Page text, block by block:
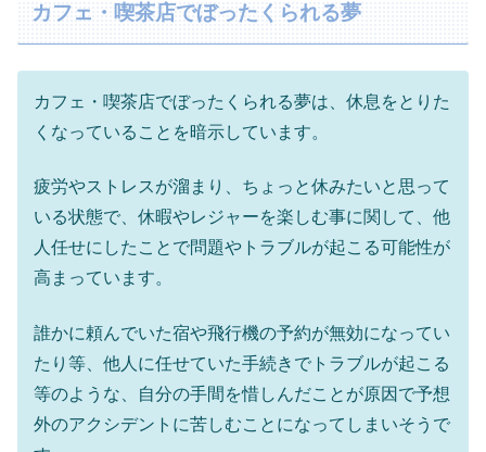
カフェ・喫茶店でぼったくられる夢
カフェ・喫茶店でぼったくられる夢は、休息をとりた
くなっていることを暗示しています。
疲労やストレスが溜まり、ちょっと休みたいと思って
いる状態で、休暇やレジャーを楽しむ事に関して、他
人任せにしたことで問題やトラブルが起こる可能性が
高まっています。
誰かに頼んでいた宿や飛行機の予約が無効になってい
たり等、他人に任せていた手続きでトラブルが起こる
等のような、自分の手間を惜しんだことが原因で予想
外のアクシデントに苦しむことになってしまいそうで